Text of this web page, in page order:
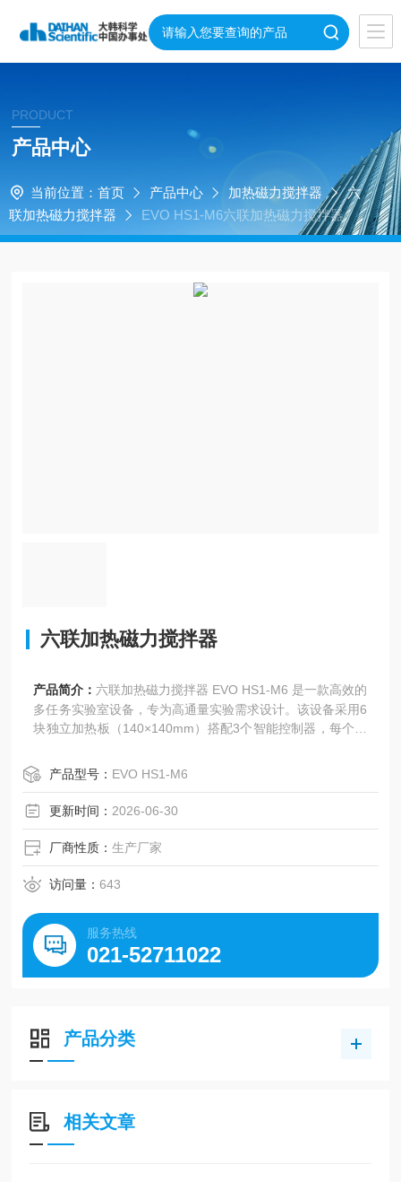
PRODUCT
产品中心
当前位置： 首页 产品中心 加热磁力搅拌器
六
联加热磁力搅拌器
EVO HS1-M6六联加热磁力搅拌器
六联加热磁力搅拌器
产品简介： 六联加热磁力搅拌器 EVO HS1-M6 是一款高效的
多任务实验室设备，专为高通量实验需求设计。该设备采用6
块独立加热板（140×140mm）搭配3个智能控制器，每个控
保真LCD显示屏与静电触摸按钮简化多任务操作，是药物研
发、化学合成等领域的理想选择。
产品型号： EVO HS1-M6
更新时间： 2026-06-30
厂商性质：生产厂家
访问量：643
服务热线
021-52711022
产品分类
相关文章